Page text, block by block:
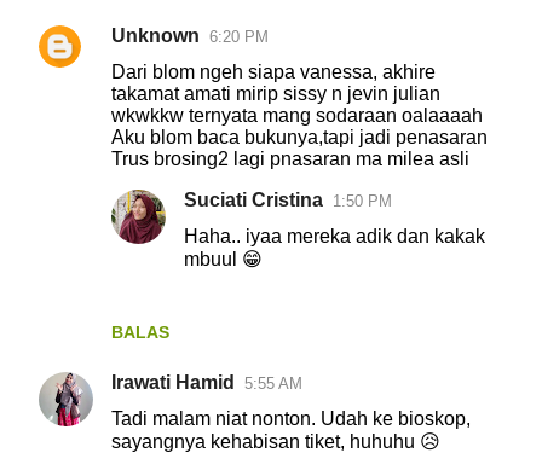
Unknown 6:20 PM
Dari blom ngeh siapa vanessa, akhire
takamat amati mirip sissy n jevin julian
wkwkkw ternyata mang sodaraan oalaaaah
Aku blom baca bukunya,tapi jadi penasaran
Trus brosing2 lagi pnasaran ma milea asli
BALAS
Suciati Cristina 1:50 PM
Haha.. iyaa mereka adik dan kakak
mbuul 😁
Irawati Hamid 5:55 AM
Tadi malam niat nonton. Udah ke bioskop,
sayangnya kehabisan tiket, huhuhu 😥